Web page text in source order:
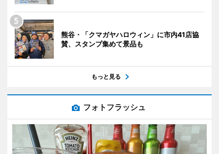
熊谷・「クマガヤハロウィン」に市内41店協
賛、スタンプ集めて景品も
もっと見る
フォトフラッシュ